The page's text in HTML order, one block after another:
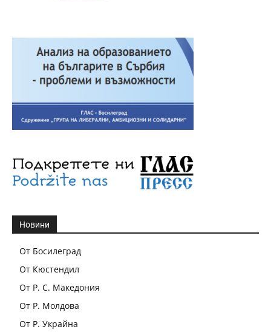
Новини
От Босилеград
От Кюстендил
От Р. С. Македония
От Р. Молдова
От Р. Украйна